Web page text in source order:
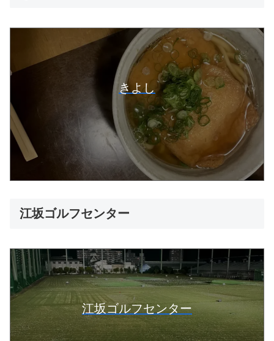
きよし
江坂ゴルフセンター
江坂ゴルフセンター